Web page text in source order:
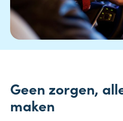
Geen zorgen,
maken